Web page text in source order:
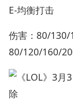
E-均衡打击
伤害：80/
80/120/160/